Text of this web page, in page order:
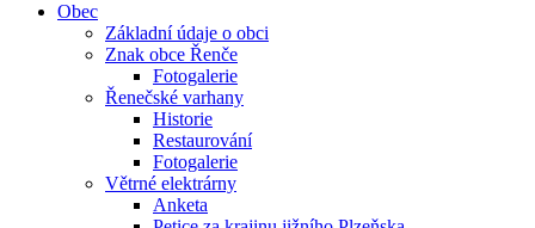
Obec
Základní údaje o obci
Znak obce Řenče
Fotogalerie
Řenečské varhany
Historie
Restaurování
Fotogalerie
Větrné elektrárny
Anketa